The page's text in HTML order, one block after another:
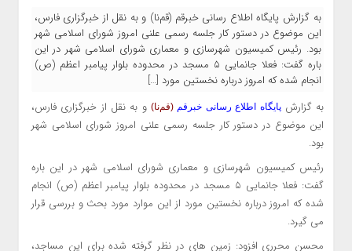
به گزارش پایگاه اطلاع رسانی خبرقم (قم‌نا) و به نقل از خبرگزاری فارس،
این موضوع در دستور کار جلسه رسمی علنی امروز شورای اسلامی شهر
بود. رئیس کمیسیون شهرسازی و معماری شورای اسلامی شهر در این
باره گفت: فعلا جانمایی ۵ مسجد در محدوده بلوار پیامبر اعظم (ص)
انجام شده که امروز درباره نخستین مورد […]
به گزارشپایگاه اطلاع رسانی خبرقم (قم‌نا)
و به نقل از خبرگزاری فارس،
این موضوع در دستور کار جلسه رسمی علنی امروز شورای اسلامی شهر
بود.
رئیس کمیسیون شهرسازی و معماری شورای اسلامی شهر در این باره
گفت: فعلا جانمایی ۵ مسجد در محدوده بلوار پیامبر اعظم (ص) انجام
شده که امروز درباره نخستین مورد از این موارد مورد بحث و بررسی قرار
می گیرد.
محسن محرری افزود: زمین های در نظر گرفته شده برای این مساجد،